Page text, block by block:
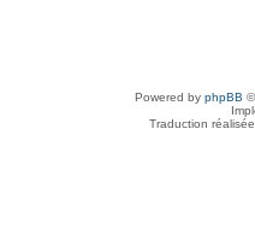
Powered by phpBB
Traduction